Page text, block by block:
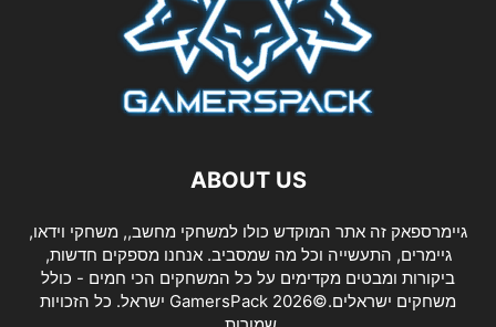
ABOUT US
גיימרספאק זה אתר המוקדש כולו למשחקי מחשב,, משחקי וידאו,
גיימרים, התעשייה וכל מה שמסביב. אנחנו מספקים חדשות,
ביקורות ומבטים מקדימים על כל המשחקים הכי חמים - כולל
משחקים ישראלים.©2026 GamersPack ישראל. כל הזכויות